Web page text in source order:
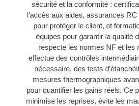
sécurité et la conformité :
l’accès aux aides, assurances
pour protéger le client, et
équipes pour garantir la qualité
respecte les normes NF et les
effectue des contrôles
nécessaire, des tests
mesures thermographiques
pour quantifier les gains réels. Ce
minimise les reprises, évite les